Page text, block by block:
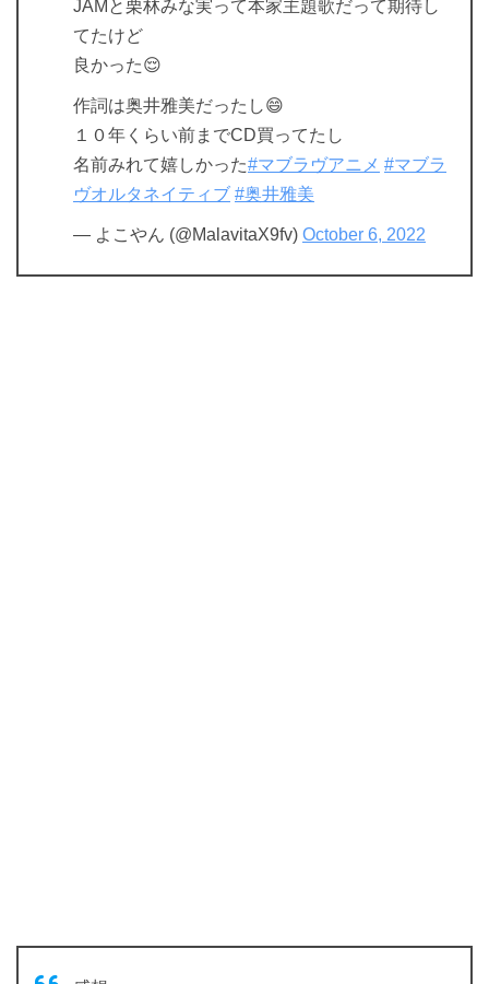
JAMと栗林みな実って本家主題歌だって期待し
てたけど
良かった😌
作詞は奥井雅美だったし😄
１０年くらい前までCD買ってたし
名前みれて嬉しかった#マブラヴアニメ #マブラ
ヴオルタネイティブ #奥井雅美
— よこやん (@MalavitaX9fv) October 6, 2022